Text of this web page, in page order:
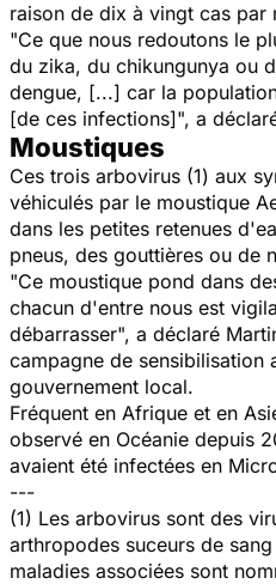
raison de dix à vingt cas par
"Ce que nous redoutons le
du zika, du chikungunya ou
dengue, [...] car la
[de ces infections]", a
Moustiques
Ces trois arbovirus (1) aux
véhiculés par le moustique
dans les petites retenues
pneus, des gouttières ou de
"Ce moustique pond dans
chacun d'entre nous est
débarrasser", a déclaré
campagne de sensibilisation
gouvernement local.
Fréquent en Afrique et en
observé en Océanie depuis
avaient été infectées en
---
(1) Les arbovirus sont des
arthropodes suceurs de
maladies associées sont